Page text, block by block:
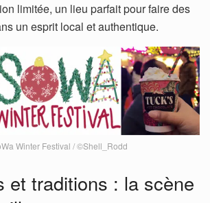
limitée, un lieu parfait pour faire des
un esprit local et authentique.
Winter Festival / ©Shell_Rodd
et traditions : la scène